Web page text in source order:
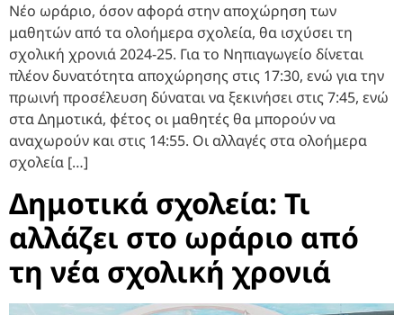
Νέο ωράριο, όσον αφορά στην αποχώρηση των
μαθητών από τα ολοήμερα σχολεία, θα ισχύσει τη
σχολική χρονιά 2024-25. Για το Νηπιαγωγείο δίνεται
πλέον δυνατότητα αποχώρησης στις 17:30, ενώ για την
πρωινή προσέλευση δύναται να ξεκινήσει στις 7:45, ενώ
στα Δημοτικά, φέτος οι μαθητές θα μπορούν να
αναχωρούν και στις 14:55. Οι αλλαγές στα ολοήμερα
σχολεία […]
Δημοτικά σχολεία: Τι
αλλάζει στο ωράριο από
τη νέα σχολική χρονιά